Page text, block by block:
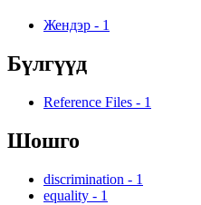
Жендэр - 1
Бүлгүүд
Reference Files - 1
Шошго
discrimination - 1
equality - 1